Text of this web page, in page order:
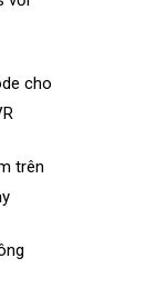
cho
trên